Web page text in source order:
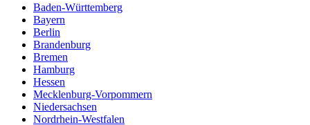
Baden-Württemberg
Bayern
Berlin
Brandenburg
Bremen
Hamburg
Hessen
Mecklenburg-Vorpommern
Niedersachsen
Nordrhein-Westfalen